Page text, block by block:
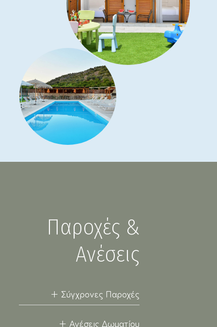
Παροχές &
Ανέσεις
+ Σύγχρονες Παροχές
✓ Θέα: κήπος, πισίνα, βουνό & εσωτερική
+ Ανέσεις Δωματίου